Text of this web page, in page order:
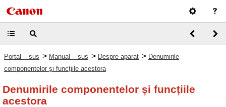
Portal – sus > Manual – sus > Despre aparat > Denumirile
componentelor și funcțiile acestora
Denumirile componentelor și funcțiile
acestora